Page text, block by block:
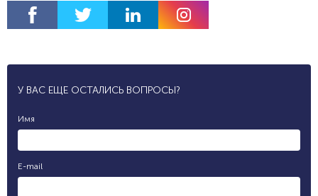
У ВАС ЕЩЕ ОСТАЛИСЬ ВОПРОСЫ?
Имя
E-mail